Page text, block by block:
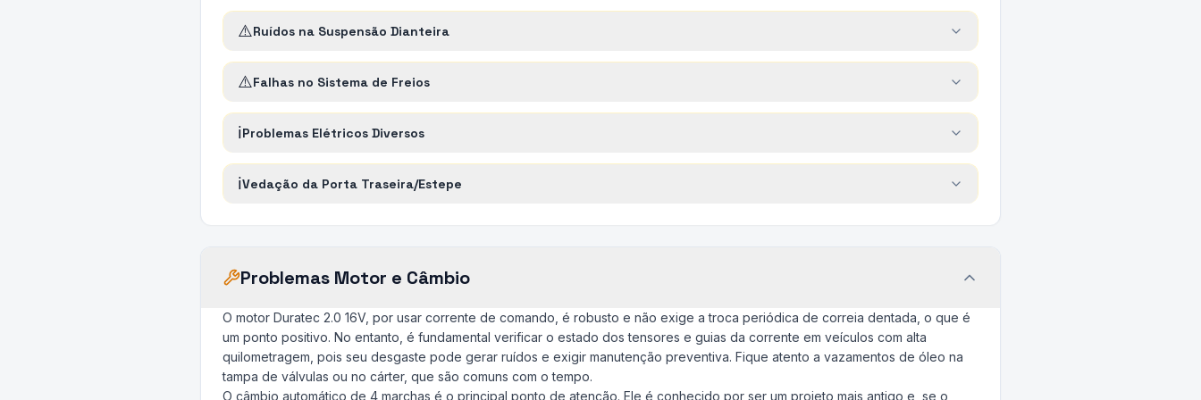
⚠️Ruídos na Suspensão Dianteira
⚠️Falhas no Sistema de Freios
ℹ️Problemas Elétricos Diversos
ℹ️Vedação da Porta Traseira/Estepe
Problemas Motor e Câmbio
O motor Duratec 2.0 16V, por usar corrente de comando, é robusto e não exige a troca periódica de correia dentada, o que é
um ponto positivo. No entanto, é fundamental verificar o estado dos tensores e guias da corrente em veículos com alta
quilometragem, pois seu desgaste pode gerar ruídos e exigir manutenção preventiva. Fique atento a vazamentos de óleo na
tampa de válvulas ou no cárter, que são comuns com o tempo.
O câmbio automático de 4 marchas é o principal ponto de atenção. Ele é conhecido por ser um projeto mais antigo e, se o